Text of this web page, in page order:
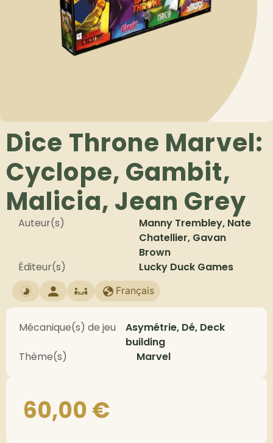
Dice Throne Marvel:
Cyclope, Gambit,
Malicia, Jean Grey
Auteur(s)
Manny Trembley, Nate
Chatellier, Gavan
Brown
Éditeur(s)
Lucky Duck Games
Français
Mécanique(s) de jeu
Asymétrie, Dé, Deck
building
Thème(s)
Marvel
60,00€